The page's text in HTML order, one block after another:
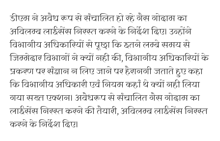
डीएम ने अवैध रूप से संचालित हो रहे गैस गोदाम का
अविलम्ब लाईसेंस निरस्त करने के निर्देश दिए। उन्होंने
विभागीय अधिकारियों से पूछा कि इतने लम्बे समय से
जिम्मेदार विभागों ने क्यों नही की, विभागीय अधिकारियों के
प्रकरण पर संज्ञान न लिए जाने पर हैरानगी जताते हुए कहा
कि विभागीय अधिकारी एवं नियम कहां थे क्यों नही लिया
गया सख्त एक्शन। अवैधरूप से संचालित गैस गोदाम का
लाईसेंस निरस्त करने की तैयारी, अविलम्ब लाईसेंस निरस्त
करने के निर्देश दिए।